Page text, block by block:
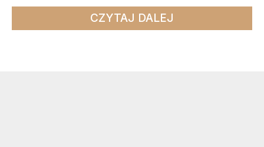
CZYTAJ DALEJ